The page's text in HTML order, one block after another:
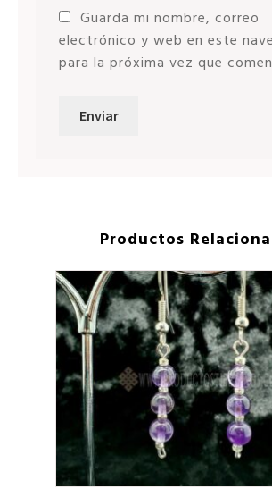
Guarda mi nombre, correo
electrónico y web en este
para la próxima vez que
Productos